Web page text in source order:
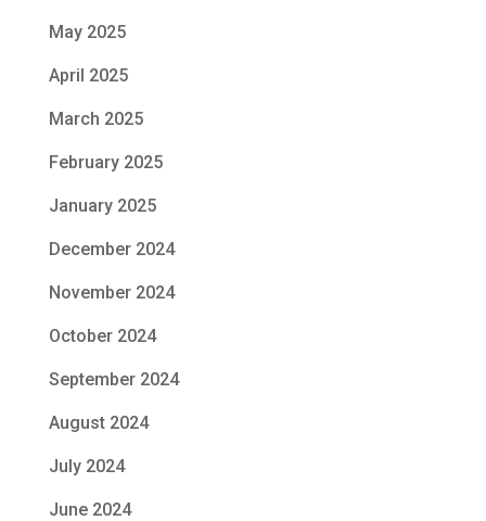
May 2025
April 2025
March 2025
February 2025
January 2025
December 2024
November 2024
October 2024
September 2024
August 2024
July 2024
June 2024